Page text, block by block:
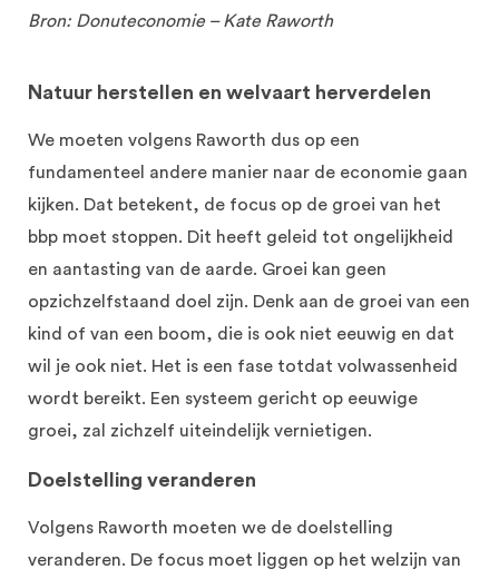
Bron: Donuteconomie – Kate Raworth
Natuur herstellen en welvaart herverdelen
We moeten volgens Raworth dus op een
fundamenteel andere manier naar de economie gaan
kijken. Dat betekent, de focus op de groei van het
bbp moet stoppen. Dit heeft geleid tot ongelijkheid
en aantasting van de aarde. Groei kan geen
opzichzelfstaand doel zijn. Denk aan de groei van een
kind of van een boom, die is ook niet eeuwig en dat
wil je ook niet. Het is een fase totdat volwassenheid
wordt bereikt. Een systeem gericht op eeuwige
groei, zal zichzelf uiteindelijk vernietigen.
Doelstelling veranderen
Volgens Raworth moeten we de doelstelling
veranderen. De focus moet liggen op het welzijn van